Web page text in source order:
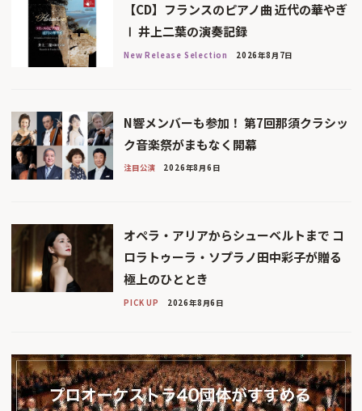
【CD】フランスのピアノ曲 近代の華やぎ
Ⅰ 井上二葉の演奏記録
New Release Selection 2026年8月7日
N響メンバーも参加！ 第7回那須クラシッ
ク音楽祭がまもなく開幕
注目公演 2026年8月6日
オペラ・アリアからシューベルトまで コ
ロラトゥーラ・ソプラノ田中彩子が贈る
極上のひととき
PICK UP 2026年8月6日